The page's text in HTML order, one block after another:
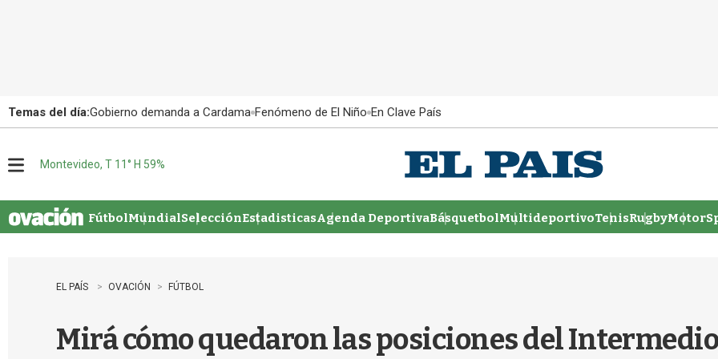
Temas del día:Gobierno demanda a Cardama Fenómeno de El Niño En Clave País
u
Montevideo, T 11° H 59%
FútbolMundialSelecciónEstadisticasAgenda DeportivaBásquetbolMultideportivoTenisRugby
EL PAÍS OVACIÓN FÚTBOL
Mirá cómo quedaron las posiciones del